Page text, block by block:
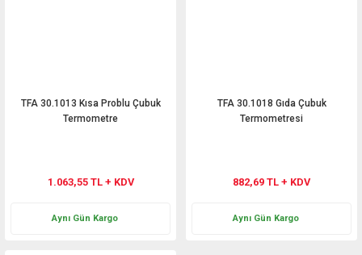
TFA 30.1013 Kısa Problu Çubuk
Termometre
1.063,55 TL + KDV
Aynı Gün Kargo
TFA 30.1018 Gıda Çubuk
Termometresi
882,69 TL + KDV
Aynı Gün Kargo